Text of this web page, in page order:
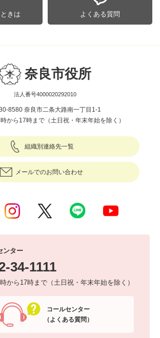
きは よくある質問
奈良市役所
法人番号4000020292010
8580 奈良市二条大路南一丁目1-1
から17時まで（土日祝・年末年始を除く）
組織別連絡先一覧
メールでのお問い合わせ
ンター
34-1111
から17時まで（土日祝・年末年始を除く）
コールセンター
（よくある質問）